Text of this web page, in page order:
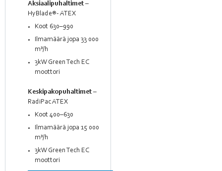
Aksiaalipuhaltimet –
HyBlade®- ATEX
Koot 630–990
Ilmamäärä jopa 33 000
m³/h
3kW Green Tech EC
moottori
Keskipakopuhaltimet –
RadiPac ATEX
Koot 400–630
Ilmamäärä jopa 15 000
m³/h
3kW Green Tech EC
moottori